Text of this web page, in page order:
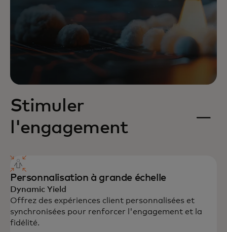
Stimuler
l'engagement
Personnalisation à grande échelle
Dynamic Yield
Offrez des expériences client personnalisées et
synchronisées pour renforcer l'engagement et la
fidélité.